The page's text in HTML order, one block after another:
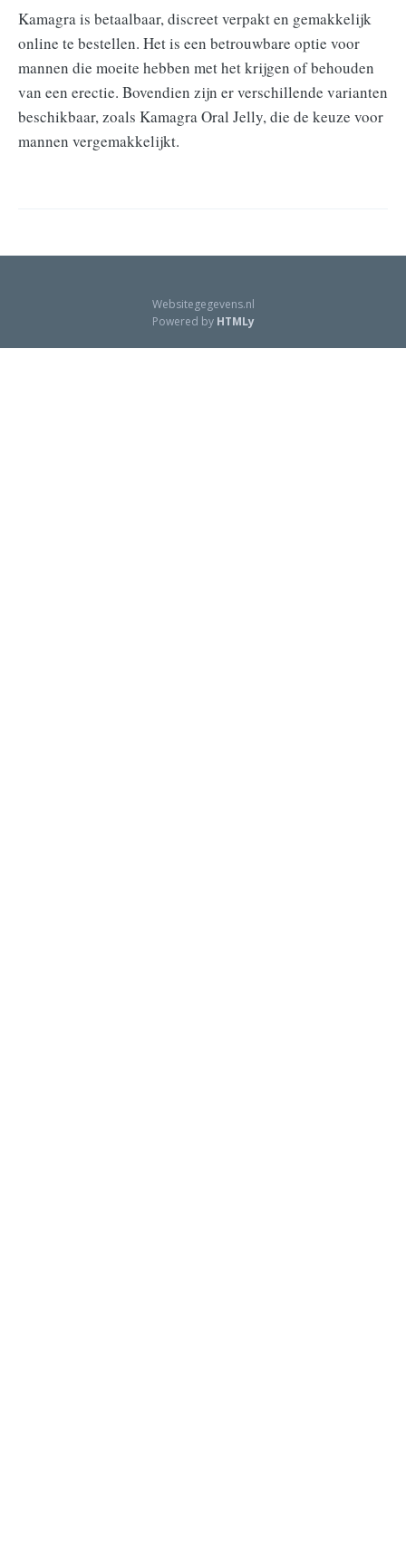
Kamagra is betaalbaar, discreet verpakt en gemakkelijk
online te bestellen. Het is een betrouwbare optie voor
mannen die moeite hebben met het krijgen of behouden
van een erectie. Bovendien zijn er verschillende varianten
beschikbaar, zoals Kamagra Oral Jelly, die de keuze voor
mannen vergemakkelijkt.
Websitegegevens.nl
Powered by HTMLy